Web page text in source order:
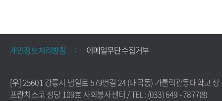
개인정보처리방침 이메일무단수집거부
[우] 25601 강릉시 범일로 579번길 24 (내곡동) 가톨릭관동대학교 성
프란치스코 성당 109호 사회봉사센터 / TEL : (033) 649 - 7877(8)